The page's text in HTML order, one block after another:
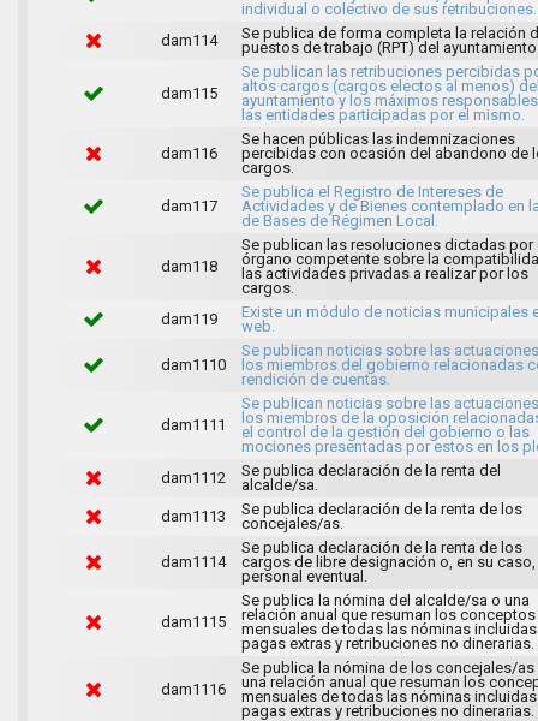
individual o colectivo de sus retribuciones.
dam114
Se publica de forma completa la relación
puestos de trabajo (RPT) del
dam115
Se publican las retribuciones percibidas
altos cargos (cargos electos al menos)
ayuntamiento y los máximos
las entidades participadas por el mismo.
dam116
Se hacen públicas las indemnizaciones
percibidas con ocasión del abandono de
cargos.
dam117
Se publica el Registro de Intereses de
Actividades y de Bienes contemplado en
de Bases de Régimen Local.
dam118
Se publican las resoluciones dictadas por
órgano competente sobre la
las actividades privadas a realizar por los
cargos.
dam119
Existe un módulo de noticias municipales
web.
dam1110
Se publican noticias sobre las
los miembros del gobierno relacionadas
rendición de cuentas.
dam1111
Se publican noticias sobre las
los miembros de la oposición
el control de la gestión del gobierno o las
mociones presentadas por estos en los
dam1112
Se publica declaración de la renta del
alcalde/sa.
dam1113
Se publica declaración de la renta de los
concejales/as.
dam1114
Se publica declaración de la renta de los
cargos de libre designación o, en su
personal eventual.
dam1115
Se publica la nómina del alcalde/sa o una
relación anual que resuman los conceptos
mensuales de todas las nóminas incluidas
pagas extras y retribuciones no dinerarias.
dam1116
Se publica la nómina de los concejales/as
una relación anual que resuman los
mensuales de todas las nóminas incluidas
pagas extras y retribuciones no dinerarias.